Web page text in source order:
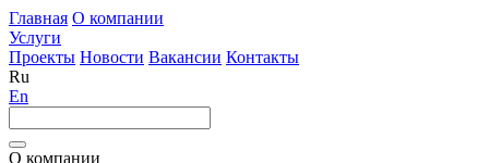
Главная О компании
Услуги
Проекты Новости Вакансии Контакты
Ru
En
О компании